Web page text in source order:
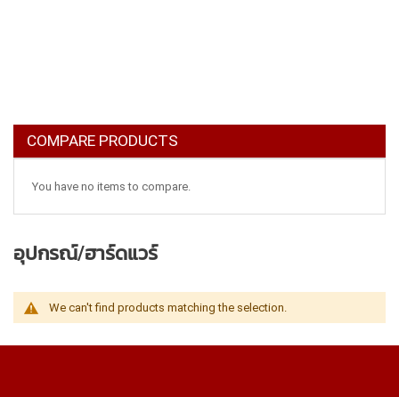
อุปกรณ์/ฮาร์ดแวร์
We can't find products matching the selection.
COMPARE PRODUCTS
You have no items to compare.